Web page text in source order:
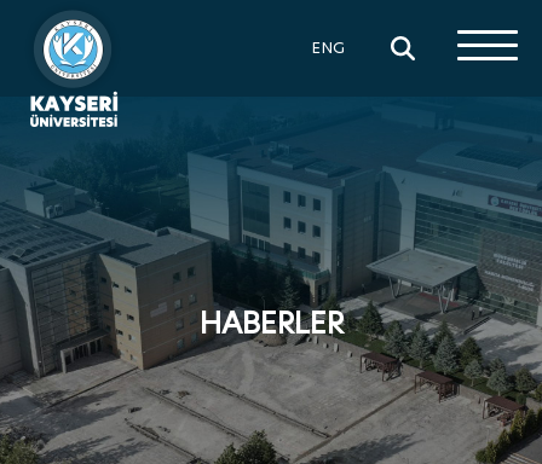
ENG ×
HABERLER